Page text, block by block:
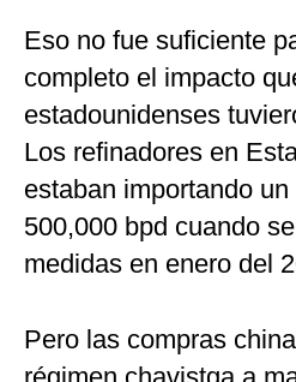
Eso no fue suficiente
completo el impacto
estadounidenses
Los refinadores en
estaban importando
500,000 bpd cuando
medidas en enero del
Pero las compras